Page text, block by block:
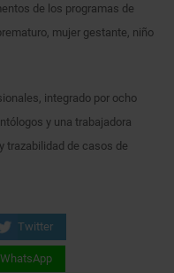
de los programas de
mujer gestante, niño
integrado por ocho
y una trabajadora
trazabilidad de casos de
Twitter
WhatsApp